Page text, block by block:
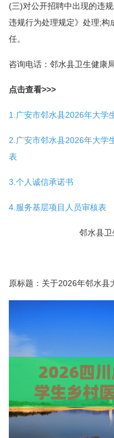
(三)对公开招聘中出现的违
违规行为处理规定》处理;构
任。
咨询电话：邻水县卫生健康
点击查看>>>
1.广安市邻水县2026年大学
2.广安市邻水县2026年大学
表
3.个人诚信承诺书
4.服务基层项目人员审核表
邻水县
原标题：关于2026年邻水